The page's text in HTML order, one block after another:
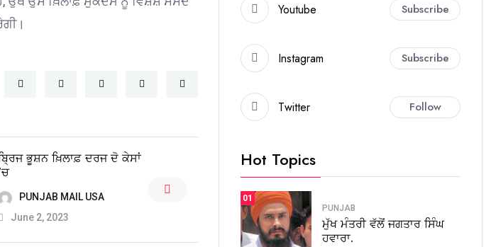
ਭੂਸ਼ਨ ਖ਼ਿਲਾਫ਼ ਦਰਜ ਦੋ ਕੇਸਾਂ
PUNJAB MAIL USA
June 2, 2023
Youtube Subscribe
Instagram Subscribe
Twitter Follow
Hot Topics
01
PUNJAB
ਮੁੱਖ ਮੰਤਰੀ ਵੱਲੋਂ ਜਗਤਾਰ ਸਿੰਘ
ਹਵਾਰਾ.